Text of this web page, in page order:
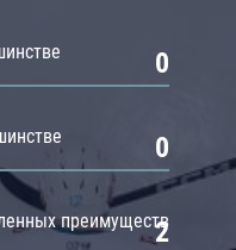
0
0
преимуществ
2